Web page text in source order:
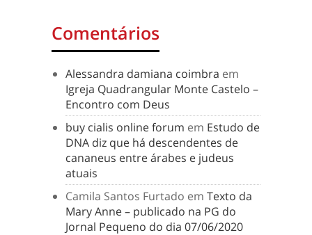
Comentários
Alessandra damiana coimbra em
Igreja Quadrangular Monte Castelo –
Encontro com Deus
buy cialis online forum em Estudo de
DNA diz que há descendentes de
cananeus entre árabes e judeus
atuais
Camila Santos Furtado em Texto da
Mary Anne – publicado na PG do
Jornal Pequeno do dia 07/06/2020